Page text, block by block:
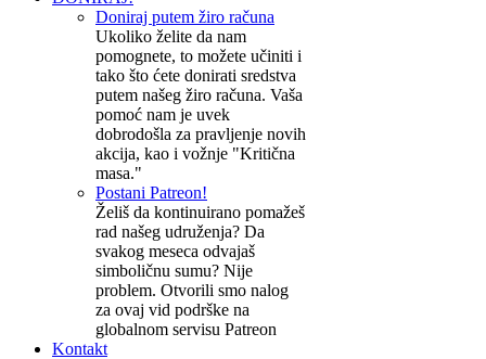
Doniraj putem žiro računa
Ukoliko želite da nam
pomognete, to možete učiniti i
tako što ćete donirati sredstva
putem našeg žiro računa. Vaša
pomoć nam je uvek
dobrodošla za pravljenje novih
akcija, kao i vožnje "Kritična
masa."
Postani Patreon!
Želiš da kontinuirano pomažeš
rad našeg udruženja? Da
svakog meseca odvajaš
simboličnu sumu? Nije
problem. Otvorili smo nalog
za ovaj vid podrške na
globalnom servisu Patreon
Kontakt